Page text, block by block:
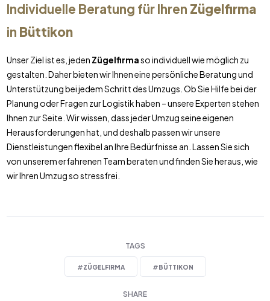
Individuelle Beratung für Ihren Zügelfirma
in Büttikon
Unser Ziel ist es, jeden Zügelfirmaso individuell wie möglich zu
gestalten. Daher bieten wir Ihnen eine persönliche Beratung und
Unterstützung bei jedem Schritt des Umzugs. Ob Sie Hilfe bei der
Planung oder Fragen zur Logistik haben – unsere Experten stehen
Ihnen zur Seite. Wir wissen, dass jeder Umzug seine eigenen
Herausforderungen hat, und deshalb passen wir unsere
Dienstleistungen flexibel an Ihre Bedürfnisse an. Lassen Sie sich
von unserem erfahrenen Team beraten und finden Sie heraus, wie
wir Ihren Umzug so stressfrei.
TAGS
#ZÜGELFIRMA #BÜTTIKON
SHARE